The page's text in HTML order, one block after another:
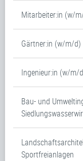
Mitarbeiter:in (w/
Gärtner:in (w/m/
Ingenieur:in (w/m/
Bau- und
Sportfreianlagen